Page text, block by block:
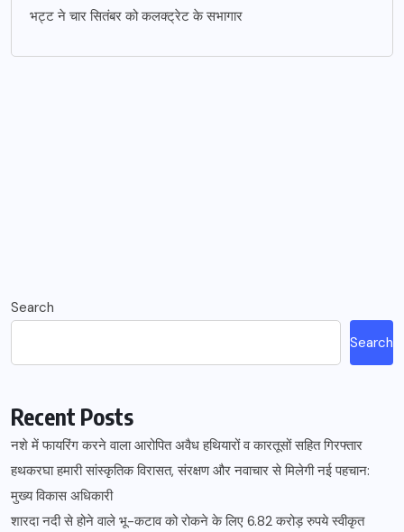
भट्ट ने चार सितंबर को कलक्ट्रेट के सभागार
Search
Search
Recent Posts
नशे में फायरिंग करने वाला आरोपित अवैध हथियारों व कारतूसों सहित गिरफ्तार
हथकरघा हमारी सांस्कृतिक विरासत, संरक्षण और नवाचार से मिलेगी नई पहचान:
मुख्य विकास अधिकारी
शारदा नदी से होने वाले भू-कटाव को रोकने के लिए 6.82 करोड़ रुपये स्वीकृत